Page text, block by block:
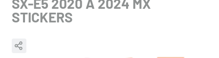
SX-E5 2020 À 2024 MX
STICKERS